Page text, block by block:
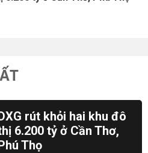
rút khỏi hai khu đô
6.200 tỷ ở Cần Thơ,
Thọ